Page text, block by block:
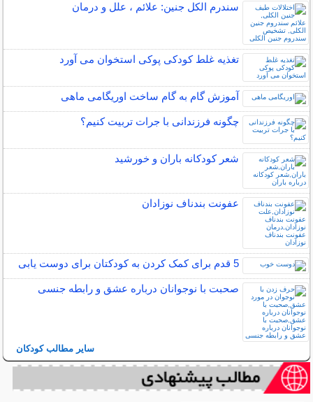
سندرم الکل جنین: علائم ، علل و درمان
تغذیه غلط کودکی پوکی استخوان می آورد
آموزش گام به گام ساخت اوریگامی ماهی
چگونه فرزندانی با جرات تربیت کنیم؟
شعر کودکانه باران و خورشید
عفونت بندناف نوزادان
5 قدم برای کمک کردن به کودکتان برای دوست یابی
صحبت با نوجوانان درباره عشق و رابطه جنسی
سایر مطالب کودکان